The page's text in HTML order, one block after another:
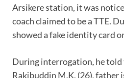
Arsikere station, it was
coach claimed to be a TTE.
showed a fake identity card
During interrogation, he told
Rakibuddin M.K. (26), father